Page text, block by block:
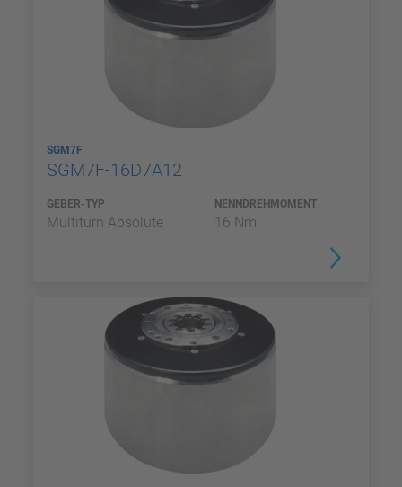
SGM7F
SGM7F-16D7A12
GEBER-TYP
Multiturn Absolute
NENNDREHMOMENT
16 Nm